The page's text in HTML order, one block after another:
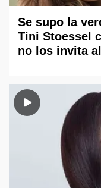
Se supo la
Tini Stoessel
no los invita